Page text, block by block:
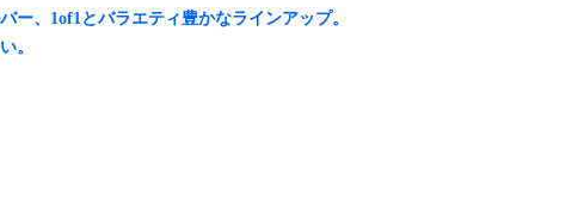
、1of1とバラエティ豊かなラインアップ。
。